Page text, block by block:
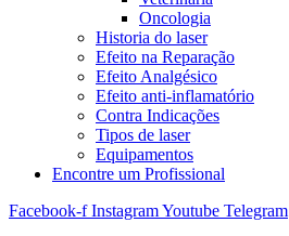
Oncologia
Historia do laser
Efeito na Reparação
Efeito Analgésico
Efeito anti-inflamatório
Contra Indicações
Tipos de laser
Equipamentos
Encontre um Profissional
Facebook-f InstagramYoutube Telegram